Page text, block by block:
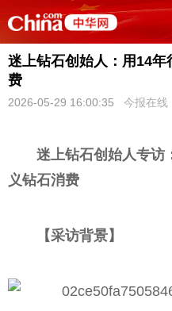
迷上钻石创始人：用14
费
2026-05-29 16:00:35 今报在线
迷上钻石创始人专访
义钻石消费
【采访背景】